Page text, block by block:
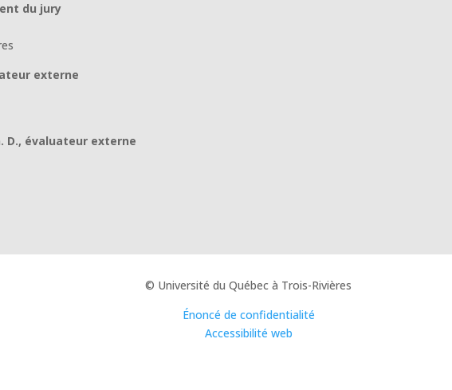
du jury
externe
D., évaluateur externe
© Université du Québec à Trois-Rivières
Énoncé de confidentialité
Accessibilité web